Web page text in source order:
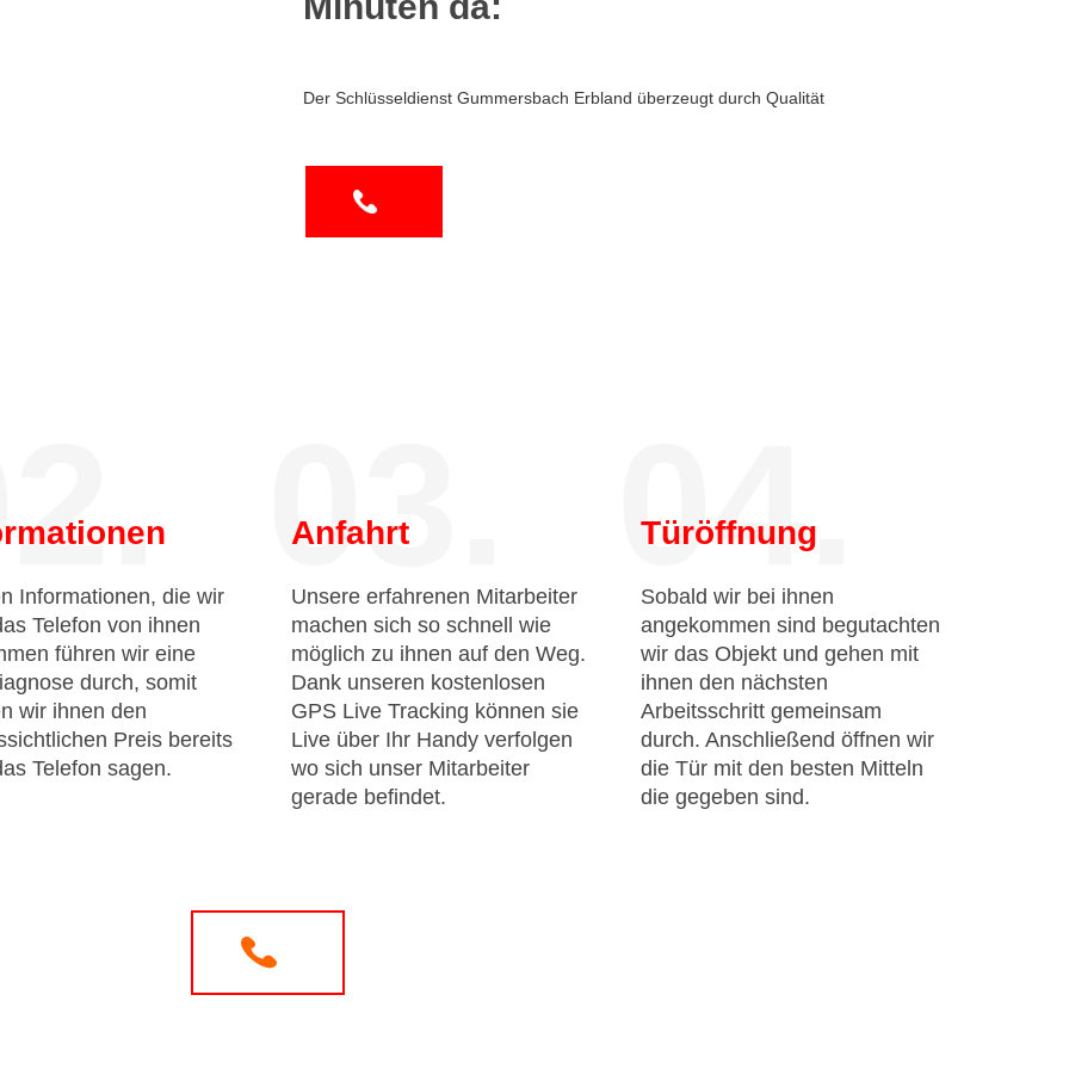
Der Schlüsseldienst Gummersbach Erbland überzeugt durch Qualität
Informationen, die wir
Telefon von ihnen
führen wir eine
durch, somit
wir ihnen den
Preis bereits
Telefon sagen.
03.
Anfahrt
Unsere erfahrenen Mitarbeiter
machen sich so schnell wie
möglich zu ihnen auf den Weg.
Dank unseren kostenlosen
GPS Live Tracking können sie
Live über Ihr Handy verfolgen
wo sich unser Mitarbeiter
gerade befindet.
04.
Türöffnung
Sobald wir bei ihnen
angekommen sind begutachten
wir das Objekt und gehen mit
ihnen den nächsten
Arbeitsschritt gemeinsam
durch. Anschließend öffnen wir
die Tür mit den besten Mitteln
die gegeben sind.